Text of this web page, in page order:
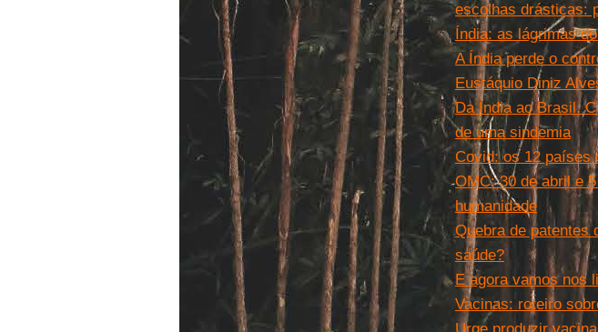
escolhas drásticas:
Índia: as lágrimas
A Índia perde o
Eustáquio Diniz
Da Índia ao Brasil.
de uma sindemia
Covid: os 12 países
OMC: 30 de abril e
humanidade
Quebra de patentes
saúde?
E agora vamos nos
Vacinas: roteiro